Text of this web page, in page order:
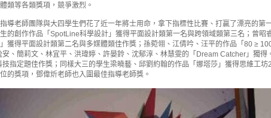
類等各類獎項，競爭激烈。
導老師團隊與大四學生們花了近一年將士用命，拿下指標性比賽、打贏了漂亮的第
的創作作品「SpotLine科學設計」獲得平面設計類第一名與跨領域類第三名；曾昭
獲得平面設計類第二名與多媒體類佳作獎；孫菀翎、江倩吟、汪平的作品「80 ≥
、簡莉文、林宜平、洪瑋婷、許晏鈴、沈郁淳、林慧雯的「Dream Catcher」獨
指定題佳作獎；同樣大三的學生梁曉藝、邱劉約翰的作品「娜塔莎」獲得思維工
的獎項，鄧偉炘老師也入圍最佳指導老師獎。